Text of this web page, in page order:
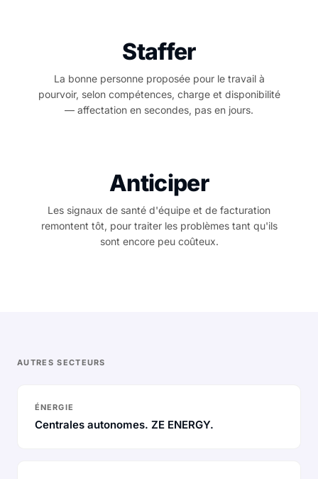
Staffer
La bonne personne proposée pour le travail à
pourvoir, selon compétences, charge et disponibilité
— affectation en secondes, pas en jours.
Anticiper
Les signaux de santé d'équipe et de facturation
remontent tôt, pour traiter les problèmes tant qu'ils
sont encore peu coûteux.
AUTRES SECTEURS
ÉNERGIE
Centrales autonomes. ZE ENERGY.